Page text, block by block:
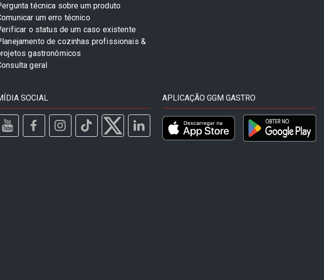
técnica sobre um produto
um erro técnico
o status de um caso existente
de cozinhas profissionais &
gastronômicos
geral
SOCIAL APLICAÇÃO GGM GASTRO